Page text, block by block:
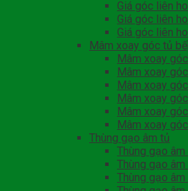
Giá góc liên
Giá góc liên
Giá góc liên
Mâm xoay góc tủ
Mâm xoay
Mâm xoay
Mâm xoay
Mâm xoay
Mâm xoay
Mâm xoay
Thùng gạo âm tủ
Thùng gạo
Thùng gạo
Thùng gạo